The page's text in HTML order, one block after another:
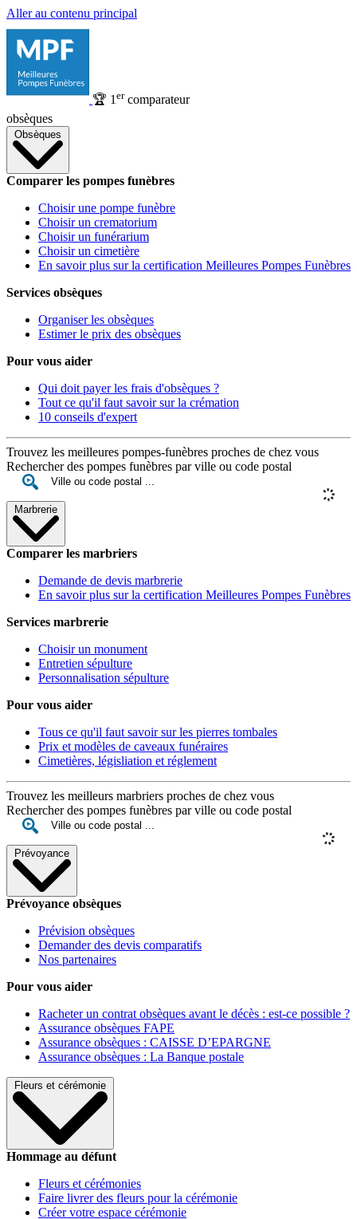
Aller au contenu principal
🏆 1 ercomparateur
obsèques
Obsèques
Comparer les pompes funèbres
Choisir une pompe funèbre
Choisir un crematorium
Choisir un funérarium
Choisir un cimetière
En savoir plus sur la certification Meilleures Pompes Funèbres
Services obsèques
Organiser les obsèques
Estimer le prix des obsèques
Pour vous aider
Qui doit payer les frais d'obsèques ?
Tout ce qu'il faut savoir sur la crémation
10 conseils d'expert
Trouvez les meilleures pompes-funèbres proches de chez vous
Rechercher des pompes funèbres par ville ou code postal
Marbrerie
Comparer les marbriers
Demande de devis marbrerie
En savoir plus sur la certification Meilleures Pompes Funèbres
Services marbrerie
Choisir un monument
Entretien sépulture
Personnalisation sépulture
Pour vous aider
Tous ce qu'il faut savoir sur les pierres tombales
Prix et modèles de caveaux funéraires
Cimetières, législiation et réglement
Trouvez les meilleurs marbriers proches de chez vous
Rechercher des pompes funèbres par ville ou code postal
Prévoyance
Prévoyance obsèques
Prévision obsèques
Demander des devis comparatifs
Nos partenaires
Pour vous aider
Racheter un contrat obsèques avant le décès : est-ce possible ?
Assurance obsèques FAPE
Assurance obsèques : CAISSE D’EPARGNE
Assurance obsèques : La Banque postale
Fleurs et cérémonie
Hommage au défunt
Fleurs et cérémonies
Faire livrer des fleurs pour la cérémonie
Créer votre espace cérémonie